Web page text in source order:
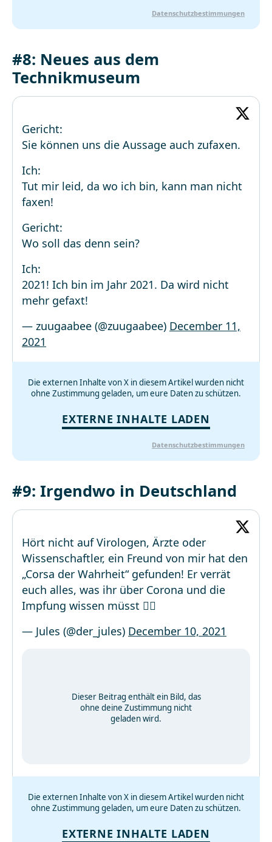
Datenschutzbestimmungen
#8: Neues aus dem
Technikmuseum
Gericht:
Sie können uns die Aussage auch zufaxen.
Ich:
Tut mir leid, da wo ich bin, kann man nicht
faxen!
Gericht:
Wo soll das denn sein?
Ich:
2021! Ich bin im Jahr 2021. Da wird nicht
mehr gefaxt!
— zuugaabee (@zuugaabee) December 11,
2021
Die externen Inhalte von X in diesem Artikel wurden nicht
ohne Zustimmung geladen, um eure Daten zu schützen.
EXTERNE INHALTE LADEN
Datenschutzbestimmungen
#9: Irgendwo in Deutschland
Hört nicht auf Virologen, Ärzte oder
Wissenschaftler, ein Freund von mir hat den
„Corsa der Wahrheit“ gefunden! Er verrät
euch alles, was ihr über Corona und die
Impfung wissen müsst ☝🏻
— Jules (@der_jules) December 10, 2021
Dieser Beitrag enthält ein Bild, das
ohne deine Zustimmung nicht
geladen wird.
Die externen Inhalte von X in diesem Artikel wurden nicht
ohne Zustimmung geladen, um eure Daten zu schützen.
EXTERNE INHALTE LADEN